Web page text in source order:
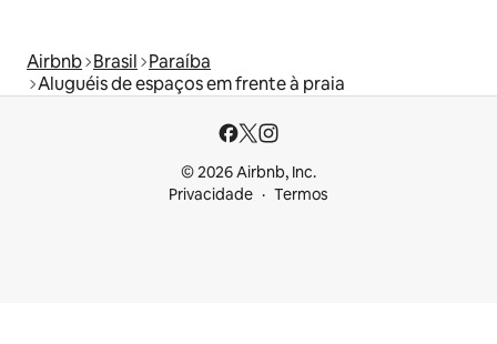
Airbnb Brasil Paraíba
Aluguéis de espaços em frente à praia
© 2026 Airbnb, Inc.
Privacidade
Termos